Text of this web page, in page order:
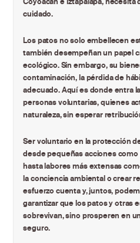
cuidado.
Los patos no solo embellecen
también desempeñan un papel
ecológico. Sin embargo, su
contaminación, la pérdida de
adecuado. Aquí es donde entra
personas voluntarias, quienes
naturaleza, sin esperar
Ser voluntario en la protección
desde pequeñas acciones
hasta labores más extensas
la conciencia ambiental o crear
esfuerzo cuenta y, juntos,
garantizar que los patos y otras
sobrevivan, sino prosperen en
seguro.